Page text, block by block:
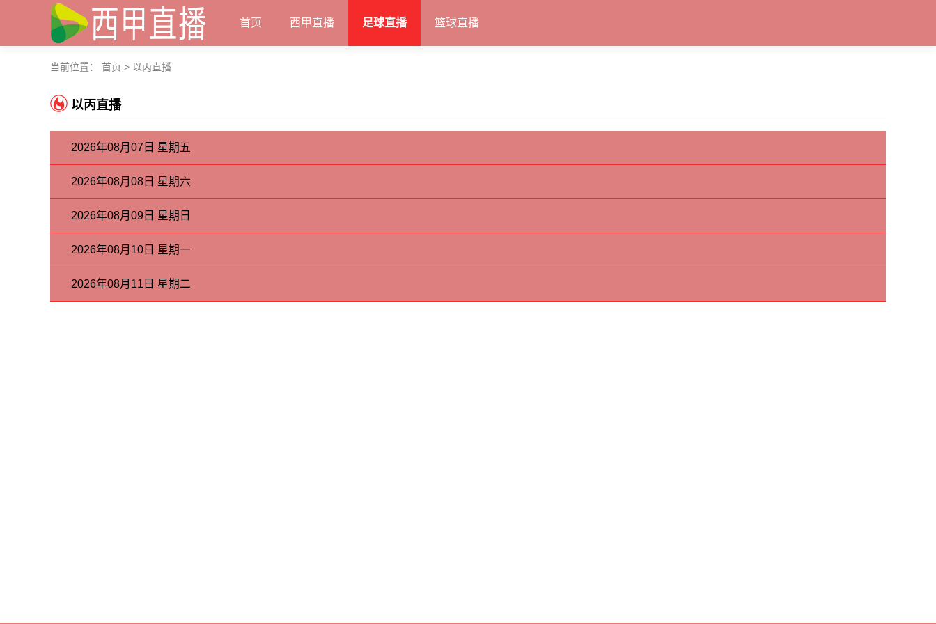
首页 西甲直播 足球直播 篮球直播
当前位置： 首页 > 以丙直播
以丙直播
2026年08月07日 星期五
2026年08月08日 星期六
2026年08月09日 星期日
2026年08月10日 星期一
2026年08月11日 星期二